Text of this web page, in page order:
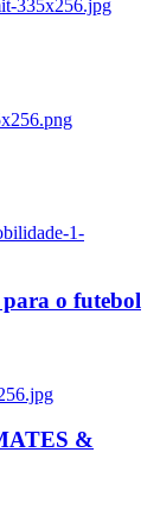
335x256.jpg
1-
o futebol
&